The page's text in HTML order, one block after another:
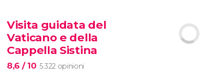
tour dei contrasti di New York
Visita guidata del
Vaticano e della
Cappella Sistina
8,6 / 10 5.322 opinioni